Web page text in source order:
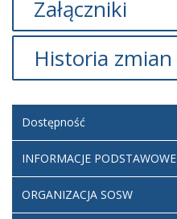
Załączniki
Brak załączników.
Historia zmian
Artykuł
został
utworzony.
13 luty 2020
15:34
Artykuł
został
Dostępność
INFORMACJE PODSTAWOWE
ORGANIZACJA SOSW